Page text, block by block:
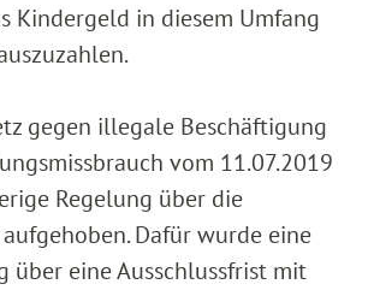
Kindergeld in diesem Umfang
gegen illegale Beschäftigung
vom 11.07.2019
Regelung über die
Dafür wurde eine
über eine Ausschlussfrist mit